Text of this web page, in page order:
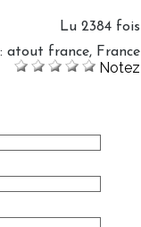
Lu 2384 fois
: atout france, France
Notez